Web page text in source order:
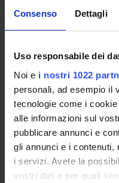
Consenso Dettagli
Uso responsabile dei
Noi e i nostri 1022
personali, ad esempio il
tecnologie come i
alle informazioni sul
pubblicare annunci e
gli annunci e i contenuti,
i servizi. Avete la
vostri dati e per quali
CORSI DI STUDIO
DOTTORATI, MASTER
Contatti
Persone
Luoghi